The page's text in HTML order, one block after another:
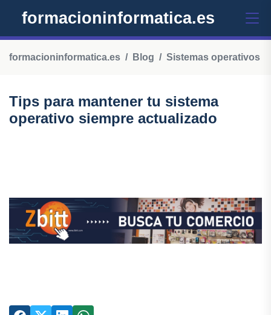
formacioninformatica.es
formacioninformatica.es Blog Sistemas operativos
Tips para mantener tu sistema
operativo siempre actualizado